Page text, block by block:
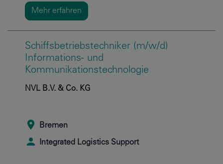
Mehr erfahren
Schiffsbetriebstechniker (m/w/d)
Informations- und
Kommunikationstechnologie
NVL B.V. & Co. KG
Bremen
Integrated Logistics Support